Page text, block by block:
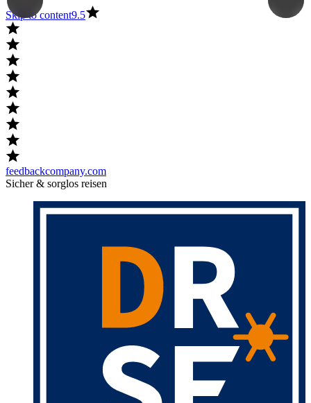
Skip to content9.5
feedbackcompany.com
Sicher & sorglos reisen